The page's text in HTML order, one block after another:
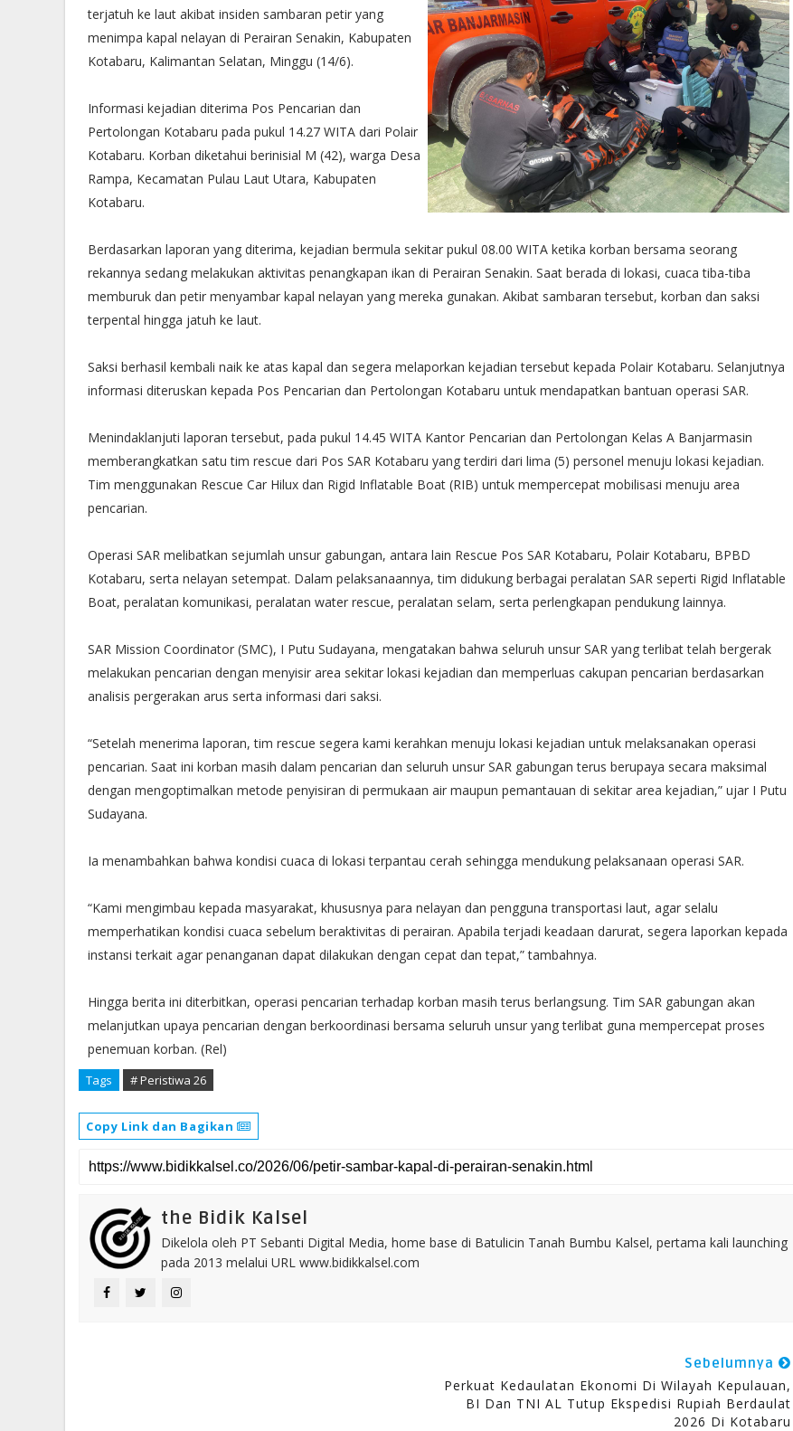
terjatuh ke laut akibat insiden sambaran petir yang
menimpa kapal nelayan di Perairan Senakin, Kabupaten
Kotabaru, Kalimantan Selatan, Minggu (14/6).
Informasi kejadian diterima Pos Pencarian dan
Pertolongan Kotabaru pada pukul 14.27 WITA dari Polair
Kotabaru. Korban diketahui berinisial M (42), warga Desa
Rampa, Kecamatan Pulau Laut Utara, Kabupaten
Kotabaru.
Berdasarkan laporan yang diterima, kejadian bermula sekitar pukul 08.00 WITA ketika korban bersama seorang
rekannya sedang melakukan aktivitas penangkapan ikan di Perairan Senakin. Saat berada di lokasi, cuaca tiba-tiba
memburuk dan petir menyambar kapal nelayan yang mereka gunakan. Akibat sambaran tersebut, korban dan saksi
terpental hingga jatuh ke laut.
Saksi berhasil kembali naik ke atas kapal dan segera melaporkan kejadian tersebut kepada Polair Kotabaru. Selanjutnya
informasi diteruskan kepada Pos Pencarian dan Pertolongan Kotabaru untuk mendapatkan bantuan operasi SAR.
Menindaklanjuti laporan tersebut, pada pukul 14.45 WITA Kantor Pencarian dan Pertolongan Kelas A Banjarmasin
memberangkatkan satu tim rescue dari Pos SAR Kotabaru yang terdiri dari lima (5) personel menuju lokasi kejadian.
Tim menggunakan Rescue Car Hilux dan Rigid Inflatable Boat (RIB) untuk mempercepat mobilisasi menuju area
pencarian.
Operasi SAR melibatkan sejumlah unsur gabungan, antara lain Rescue Pos SAR Kotabaru, Polair Kotabaru, BPBD
Kotabaru, serta nelayan setempat. Dalam pelaksanaannya, tim didukung berbagai peralatan SAR seperti Rigid Inflatable
Boat, peralatan komunikasi, peralatan water rescue, peralatan selam, serta perlengkapan pendukung lainnya.
SAR Mission Coordinator (SMC), I Putu Sudayana, mengatakan bahwa seluruh unsur SAR yang terlibat telah bergerak
melakukan pencarian dengan menyisir area sekitar lokasi kejadian dan memperluas cakupan pencarian berdasarkan
analisis pergerakan arus serta informasi dari saksi.
“Setelah menerima laporan, tim rescue segera kami kerahkan menuju lokasi kejadian untuk melaksanakan operasi
pencarian. Saat ini korban masih dalam pencarian dan seluruh unsur SAR gabungan terus berupaya secara maksimal
dengan mengoptimalkan metode penyisiran di permukaan air maupun pemantauan di sekitar area kejadian,” ujar I Putu
Sudayana.
Ia menambahkan bahwa kondisi cuaca di lokasi terpantau cerah sehingga mendukung pelaksanaan operasi SAR.
“Kami mengimbau kepada masyarakat, khususnya para nelayan dan pengguna transportasi laut, agar selalu
memperhatikan kondisi cuaca sebelum beraktivitas di perairan. Apabila terjadi keadaan darurat, segera laporkan kepada
instansi terkait agar penanganan dapat dilakukan dengan cepat dan tepat,” tambahnya.
Hingga berita ini diterbitkan, operasi pencarian terhadap korban masih terus berlangsung. Tim SAR gabungan akan
melanjutkan upaya pencarian dengan berkoordinasi bersama seluruh unsur yang terlibat guna mempercepat proses
penemuan korban. (Rel)
Tags # Peristiwa 26
Copy Link dan Bagikan
the Bidik Kalsel
Dikelola oleh PT Sebanti Digital Media, home base di Batulicin Tanah Bumbu Kalsel, pertama kali launching
pada 2013 melalui URL www.bidikkalsel.com
Sebelumnya
Perkuat Kedaulatan Ekonomi Di Wilayah Kepulauan,
BI Dan TNI AL Tutup Ekspedisi Rupiah Berdaulat
2026 Di Kotabaru